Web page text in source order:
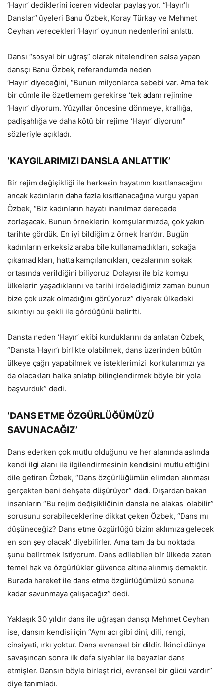
‘Hayır’ dediklerini içeren videolar paylaşıyor. “Hayır’lı
Danslar” üyeleri Banu Özbek, Koray Türkay ve Mehmet
Ceyhan verecekleri ‘Hayır’ oyunun nedenlerini anlattı.
Dansı “sosyal bir uğraş” olarak nitelendiren salsa yapan
dansçı Banu Özbek, referandumda neden
‘Hayır’ diyeceğini, “Bunun milyonlarca sebebi var. Ama tek
bir cümle ile özetlemem gerekirse ‘tek adam rejimine
‘Hayır’ diyorum. Yüzyıllar öncesine dönmeye, krallığa,
padişahlığa ve daha kötü bir rejime ‘Hayır’ diyorum”
sözleriyle açıkladı.
‘KAYGILARIMIZI DANSLA ANLATTIK’
Bir rejim değişikliği ile herkesin hayatının kısıtlanacağını
ancak kadınların daha fazla kısıtlanacağına vurgu yapan
Özbek, “Biz kadınların hayatı inanılmaz derecede
zorlaşacak. Bunun örneklerini komşularımızda, çok yakın
tarihte gördük. En iyi bildiğimiz örnek İran’dır. Bugün
kadınların erkeksiz araba bile kullanamadıkları, sokağa
çıkamadıkları, hatta kamçılandıkları, cezalarının sokak
ortasında verildiğini biliyoruz. Dolayısı ile biz komşu
ülkelerin yaşadıklarını ve tarihi irdelediğimiz zaman bunun
bize çok uzak olmadığını görüyoruz” diyerek ülkedeki
sıkıntıyı bu şekli ile gördüğünü belirtti.
Dansta neden ‘Hayır’ ekibi kurduklarını da anlatan Özbek,
“Dansta ‘Hayır’ı birlikte olabilmek, dans üzerinden bütün
ülkeye çağrı yapabilmek ve isteklerimizi, korkularımızı ya
da olacakları halka anlatıp bilinçlendirmek böyle bir yola
başvurduk” dedi.
‘DANS ETME ÖZGÜRLÜĞÜMÜZÜ
SAVUNACAĞIZ’
Dans ederken çok mutlu olduğunu ve her alanında aslında
kendi ilgi alanı ile ilgilendirmesinin kendisini mutlu ettiğini
dile getiren Özbek, “Dans özgürlüğümün elimden alınması
gerçekten beni dehşete düşürüyor” dedi. Dışardan bakan
insanların “Bu rejim değişikliğinin dansla ne alakası olabilir”
sorusunu sorabileceklerine dikkat çeken Özbek, “Dans mı
düşüneceğiz? Dans etme özgürlüğü bizim aklımıza gelecek
en son şey olacak’ diyebilirler. Ama tam da bu noktada
şunu belirtmek istiyorum. Dans edilebilen bir ülkede zaten
temel hak ve özgürlükler güvence altına alınmış demektir.
Burada hareket ile dans etme özgürlüğümüzü sonuna
kadar savunmaya çalışacağız” dedi.
Yaklaşık 30 yıldır dans ile uğraşan dansçı Mehmet Ceyhan
ise, dansın kendisi için “Aynı acı gibi dini, dili, rengi,
cinsiyeti, ırkı yoktur. Dans evrensel bir dildir. İkinci dünya
savaşından sonra ilk defa siyahlar ile beyazlar dans
etmişler. Dansın böyle birleştirici, evrensel bir gücü vardır”
diye tanımladı.